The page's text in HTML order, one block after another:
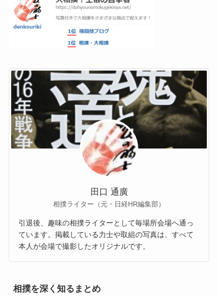
田口 通廣
相撲ライター（元・日経HR編集部）
引退後、趣味の相撲ライターとして毎場所会場へ通っ
ています。掲載している力士や取組の写真は、すべて
本人が会場で撮影したオリジナルです。
相撲を深く知るまとめ